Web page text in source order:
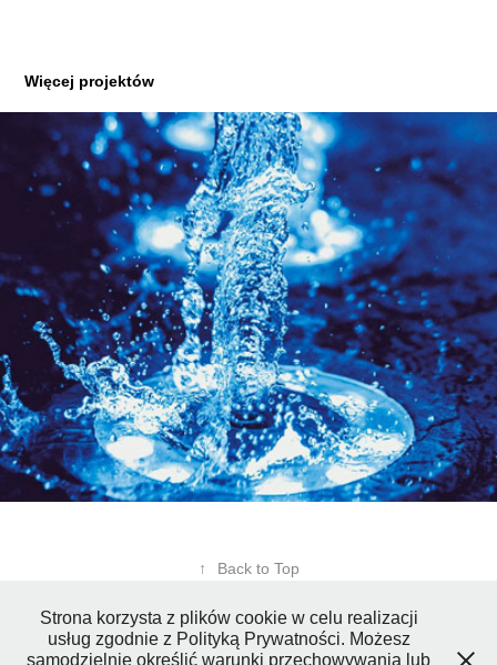
Więcej projektów
Clevro - Profesjonalne przemysłowe
urządzenia myjące
2018
↑ Back to Top
Strona korzysta z plików cookie w celu realizacji
usług zgodnie z Polityką Prywatności. Możesz
samodzielnie określić warunki przechowywania lub